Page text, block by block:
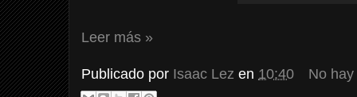
Leer más »
Publicado por Isaac Lez en 10:40 No